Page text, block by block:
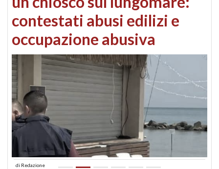
contestati abusi edilizi e
occupazione abusiva
di Redazione